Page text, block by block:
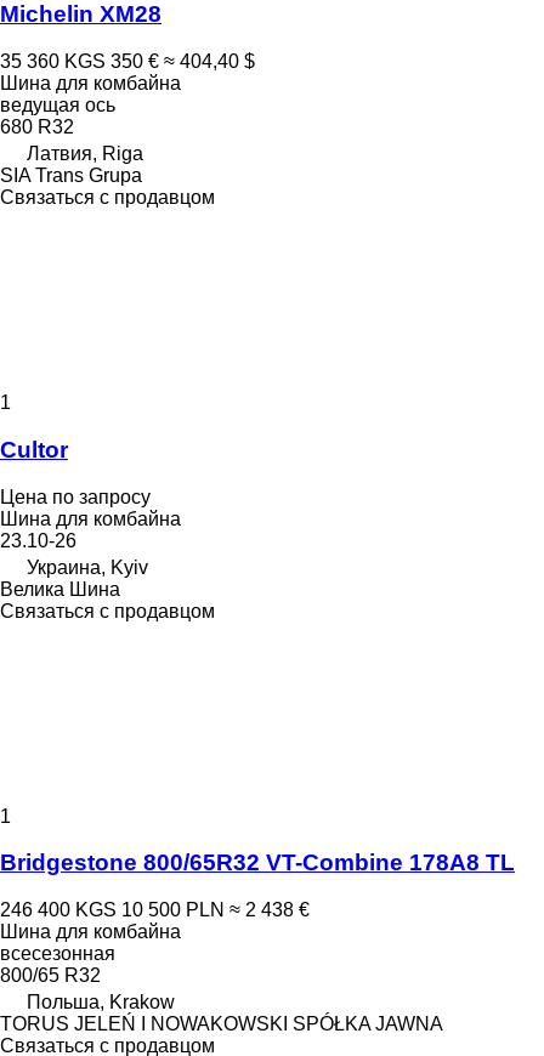
Michelin XM28
35 360 KGS 350 € ≈ 404,40 $
Шина для комбайна
ведущая ось
680 R32
Латвия, Riga
SIA Trans Grupa
Связаться с продавцом
1
Cultor
Цена по запросу
Шина для комбайна
23.10-26
Украина, Kyiv
Велика Шина
Связаться с продавцом
1
Bridgestone 800/65R32 VT-Combine 178A8 TL
246 400 KGS 10 500 PLN ≈ 2 438 €
Шина для комбайна
всесезонная
800/65 R32
Польша, Krakow
TORUS JELEŃ I NOWAKOWSKI SPÓŁKA JAWNA
Связаться с продавцом